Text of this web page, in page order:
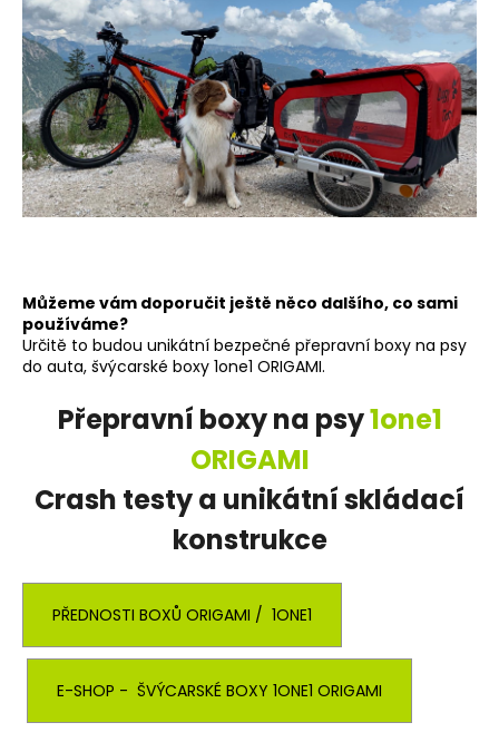
Můžeme vám doporučit ještě něco dalšího, co sami
používáme?
Určitě to budou unikátní bezpečné přepravní boxy na psy
do auta, švýcarské boxy 1one1 ORIGAMI.
Přepravní boxy na psy1one1
ORIGAMI
Crash testy a unikátní skládací
konstrukce
PŘEDNOSTI BOXŮ ORIGAMI / 1ONE1
E-SHOP - ŠVÝCARSKÉ BOXY 1ONE1 ORIGAMI